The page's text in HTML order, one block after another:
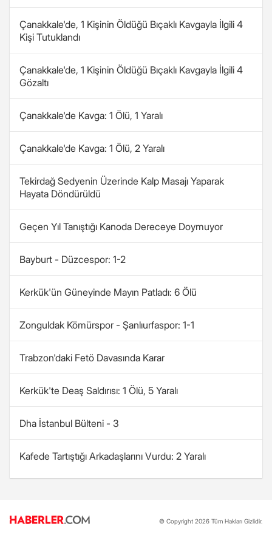
Çanakkale'de, 1 Kişinin Öldüğü Bıçaklı Kavgayla İlgili 4
Kişi Tutuklandı
Çanakkale'de, 1 Kişinin Öldüğü Bıçaklı Kavgayla İlgili 4
Gözaltı
Çanakkale'de Kavga: 1 Ölü, 1 Yaralı
Çanakkale'de Kavga: 1 Ölü, 2 Yaralı
Tekirdağ Sedyenin Üzerinde Kalp Masajı Yaparak
Hayata Döndürüldü
Geçen Yıl Tanıştığı Kanoda Dereceye Doymuyor
Bayburt - Düzcespor: 1-2
Kerkük'ün Güneyinde Mayın Patladı: 6 Ölü
Zonguldak Kömürspor - Şanlıurfaspor: 1-1
Trabzon'daki Fetö Davasında Karar
Kerkük'te Deaş Saldırısı: 1 Ölü, 5 Yaralı
Dha İstanbul Bülteni - 3
Kafede Tartıştığı Arkadaşlarını Vurdu: 2 Yaralı
© Copyright 2026 Tüm Hakları Gizlidir.